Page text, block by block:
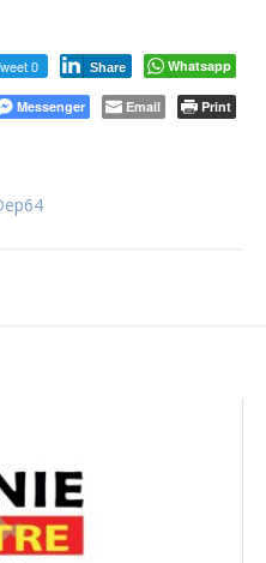
0 Share Whatsapp
Messenger Email Print